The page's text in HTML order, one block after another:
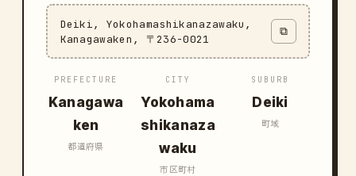
Deiki, Yokohamashikanazawaku,
Kanagawaken, 〒236-0021
⧉
PREFECTURE
Kanagawa
ken
都道府県
CITY
Yokohama
shikanaza
waku
市区町村
SUBURB
Deiki
町域